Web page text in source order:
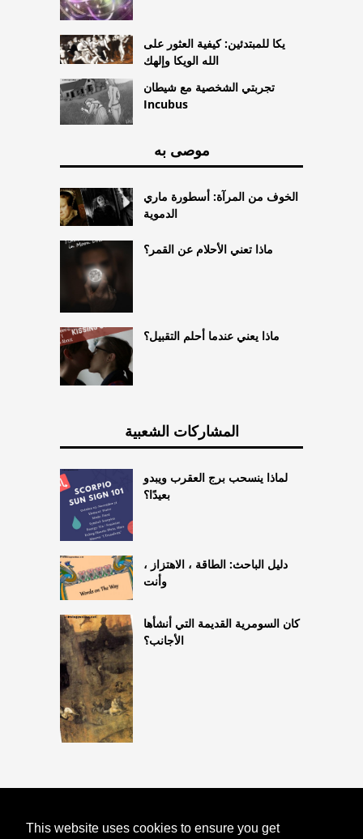
This website uses cookies to ensure you get
يكا للمبتدئين: كيفية العثور على
الله الويكا وإلهك
تجربتي الشخصية مع شيطان
Incubus
موصى به
الخوف من المرآة: أسطورة ماري
الدموية
ماذا تعني الأحلام عن القمر؟
ماذا يعني عندما أحلم التقبيل؟
المشاركات الشعبية
لماذا ينسحب برج العقرب ويبدو
بعيدًا؟
دليل الباحث: الطاقة ، الاهتزاز ،
وأنت
كان السومرية القديمة التي أنشأها
الأجانب؟
HTTPS://ASTROLOGYONLINE.NET12